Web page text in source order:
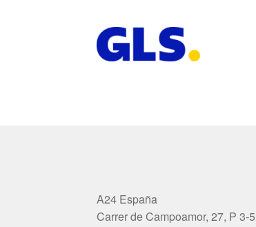
A24 España
Carrer de Campoamor, 27, P 3-5